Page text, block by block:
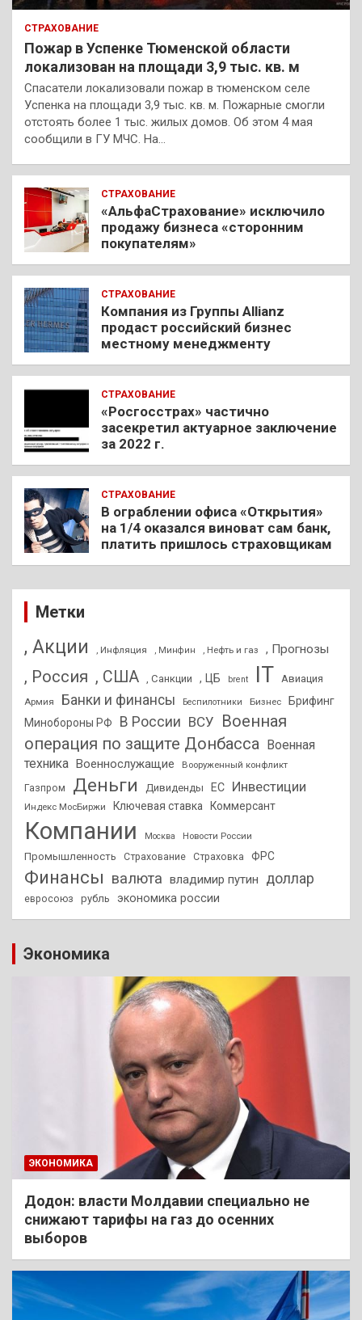
СТРАХОВАНИЕ
Пожар в Успенке Тюменской области
локализован на площади 3,9 тыс. кв. м
Спасатели локализовали пожар в тюменском селе
Успенка на площади 3,9 тыс. кв. м. Пожарные смогли
отстоять более 1 тыс. жилых домов. Об этом 4 мая
сообщили в ГУ МЧС. На…
СТРАХОВАНИЕ
«АльфаСтрахование» исключило
продажу бизнеса «сторонним
покупателям»
СТРАХОВАНИЕ
Компания из Группы Allianz
продаст российский бизнес
местному менеджменту
СТРАХОВАНИЕ
«Росгосстрах» частично
засекретил актуарное заключение
за 2022 г.
СТРАХОВАНИЕ
В ограблении офиса «Открытия»
на 1/4 оказался виноват сам банк,
платить пришлось страховщикам
Метки
, Акции , Инфляция , Минфин , Нефть и газ , Прогнозы
, Россия , США , Санкции , ЦБ brent IT Авиация
Армия Банки и финансы Беспилотники Бизнес
Брифинг
Минобороны РФ
В России ВСУ Военная
операция по защите Донбасса Военная
техника Военнослужащие Вооруженный конфликт
Газпром Деньги Дивиденды ЕС Инвестиции
Индекс МосБиржи Ключевая ставка Коммерсант
Компании Москва Новости России
Промышленность Страхование Страховка ФРС
Финансы валюта владимир путин доллар
евросоюз рубль экономика россии
Экономика
ЭКОНОМИКА
Додон: власти Молдавии специально не
снижают тарифы на газ до осенних
выборов